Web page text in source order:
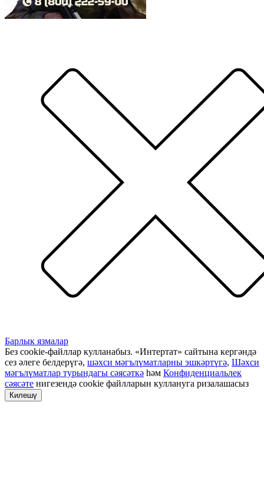
Барлык язмалар
Без cookie-файллар кулланабыз. «Интертат» сайтына кергәндә
сез әлеге белдерүгә, шәхси мәгълүматларны эшкәртүгә, Шәхси
мәгълүматлар турындагы сәясәткә һәм Конфиденциальлек
сәясәте нигезендә cookie файлларын куллануга ризалашасыз
Килешү